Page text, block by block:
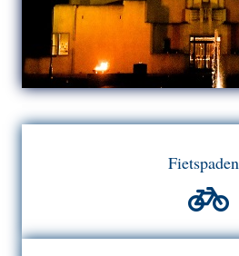
Fietspaden